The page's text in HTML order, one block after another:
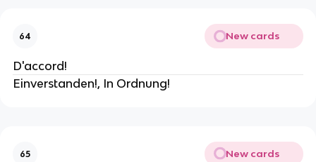
64 New cards
D'accord!
Einverstanden!, In Ordnung!
65 New cards